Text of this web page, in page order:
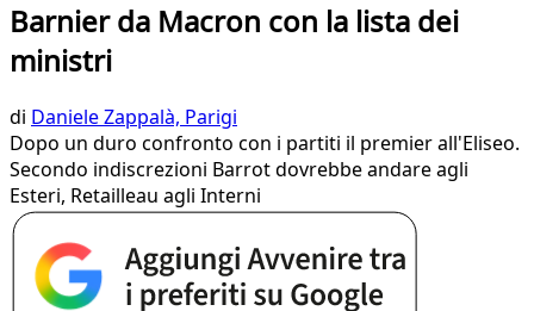
Barnier da Macron con la lista dei
ministri
di Daniele Zappalà, Parigi
Dopo un duro confronto con i partiti il premier all'Eliseo.
Secondo indiscrezioni Barrot dovrebbe andare agli
Esteri, Retailleau agli Interni